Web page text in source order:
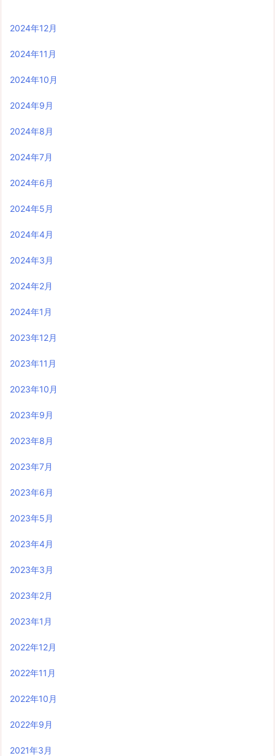
2024年12月
2024年11月
2024年10月
2024年9月
2024年8月
2024年7月
2024年6月
2024年5月
2024年4月
2024年3月
2024年2月
2024年1月
2023年12月
2023年11月
2023年10月
2023年9月
2023年8月
2023年7月
2023年6月
2023年5月
2023年4月
2023年3月
2023年2月
2023年1月
2022年12月
2022年11月
2022年10月
2022年9月
2021年3月